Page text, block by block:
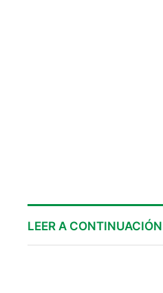
LEER A CONTINUACIÓN